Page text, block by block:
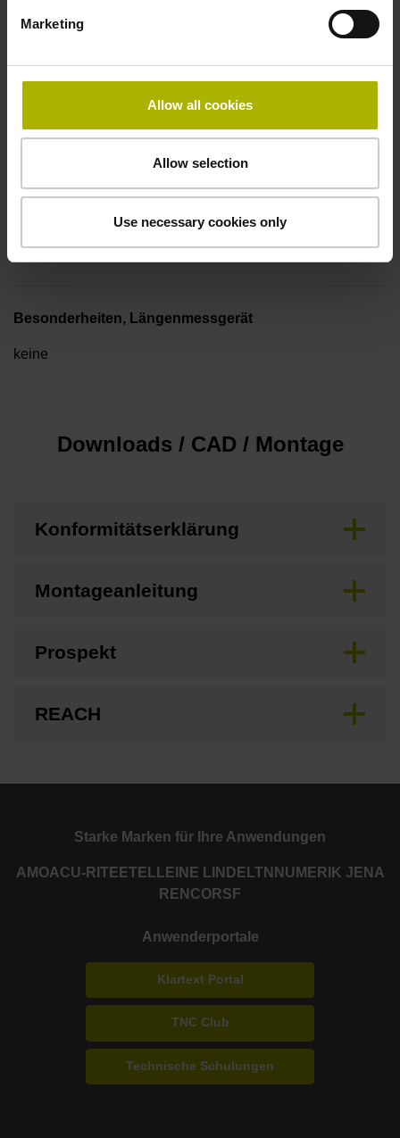
Marketing
Allow all cookies
Allow selection
Use necessary cookies only
Störungssignal
Elektrischer Anschluss
Flanschdose, Stift, 14-polig
Besonderheiten, Längenmessgerät
keine
Downloads / CAD / Montage
Konformitätserklärung
Montageanleitung
Prospekt
REACH
Starke Marken für Ihre Anwendungen
AMOACU-RITE ETEL LEINE LINDE LTN NUMERIK JENA
RENCORSF
Anwenderportale
Klartext Portal
TNC Club
Technische Schulungen